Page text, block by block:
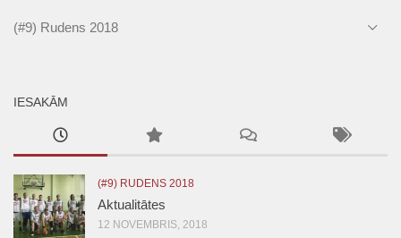
(#9) Rudens 2018
IESAKĀM
(#9) RUDENS 2018
Aktualitātes
12 NOVEMBRIS, 2018